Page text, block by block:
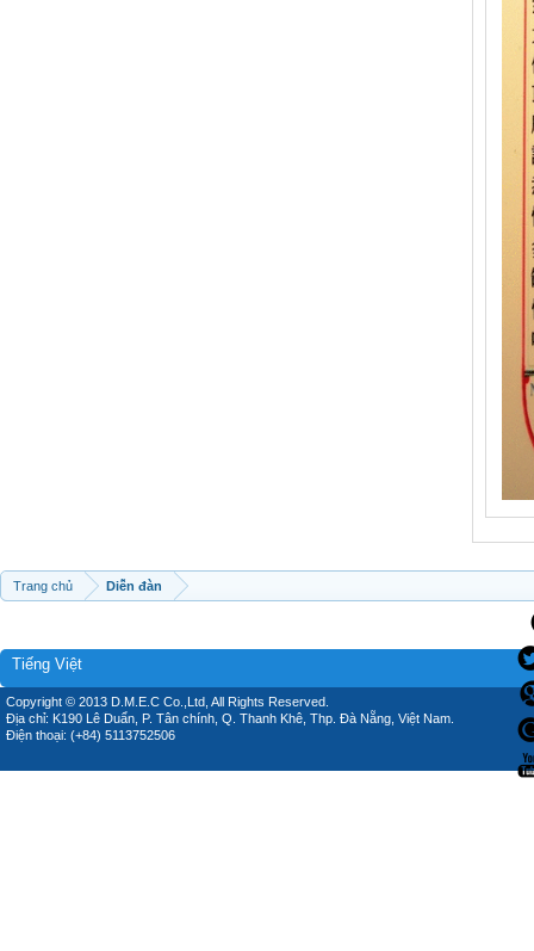
Trang chủ Diễn đàn
Tiếng Việt
Copyright © 2013 D.M.E.C Co.,Ltd, All Rights Reserved.
Địa chỉ: K190 Lê Duẩn, P. Tân chính, Q. Thanh Khê, Thp. Đà Nẵng, Việt Nam.
Điện thoại: (+84) 5113752506